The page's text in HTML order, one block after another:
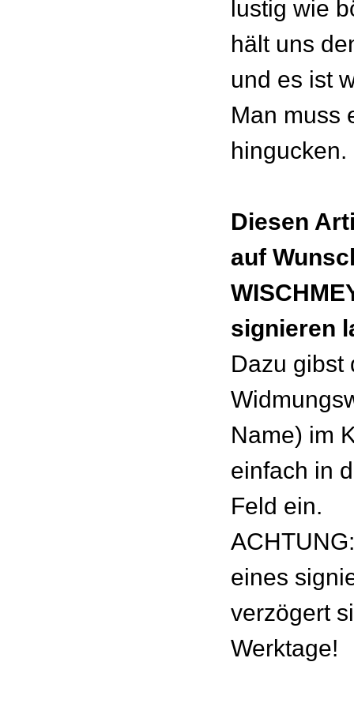
lustig wie
hält uns
und es ist
Man muss
hingucken.
Diesen
auf
signieren
Dazu gibst
Name) im
einfach in
Feld ein.
eines
verzögert
Werktage!